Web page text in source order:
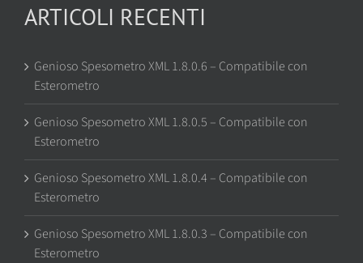
ARTICOLI RECENTI
Genioso Spesometro XML 1.8.0.6 – Compatibile con
Esterometro
Genioso Spesometro XML 1.8.0.5 – Compatibile con
Esterometro
Genioso Spesometro XML 1.8.0.4 – Compatibile con
Esterometro
Genioso Spesometro XML 1.8.0.3 – Compatibile con
Esterometro